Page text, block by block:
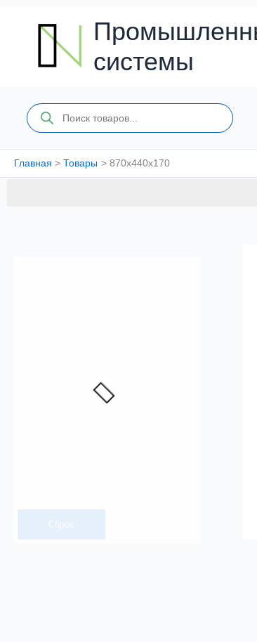
содержимому
системы
Поиск
товаров
Главная Товары 870x440x170
Сброс